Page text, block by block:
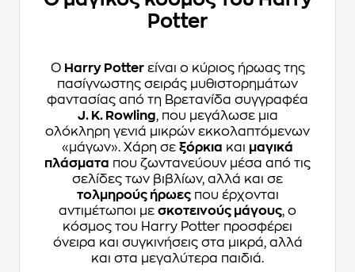
Potter
Ο Harry Potterείναι ο κύριος ήρωας της
πασίγνωστης σειράς μυθιστορημάτων
φαντασίας από τη Βρετανίδα συγγραφέα
J. K. Rowling, που μεγάλωσε μια
ολόκληρη γενιά μικρών εκκολαπτόμενων
«μάγων». Χάρη σε ξόρκια και μαγικά
πλάσματα που ζωντανεύουν μέσα από τις
σελίδες των βιβλίων, αλλά και σε
τολμηρούς ήρωεςπου έρχονται
αντιμέτωποι με σκοτεινούς μάγους, ο
κόσμος του Harry Potter προσφέρει
όνειρα και συγκινήσεις στα μικρά, αλλά
και στα μεγαλύτερα παιδιά.